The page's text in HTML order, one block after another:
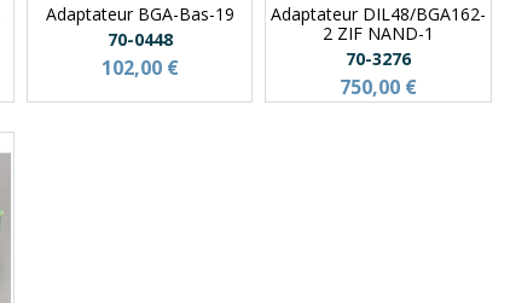
Adaptateur BGA-Bas-19
70-0448
102,00 €
Adaptateur DIL48/BGA162-
2 ZIF NAND-1
70-3276
750,00 €